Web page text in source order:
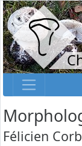
Félicien